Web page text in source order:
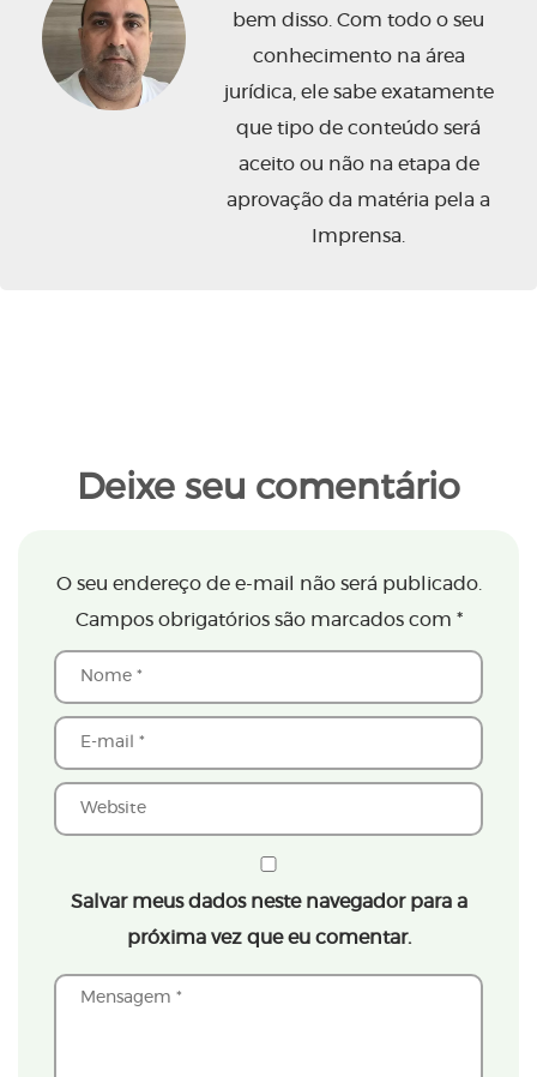
bem disso. Com todo o seu
conhecimento na área
jurídica, ele sabe exatamente
que tipo de conteúdo será
aceito ou não na etapa de
aprovação da matéria pela a
Imprensa.
Deixe seu comentário
O seu endereço de e-mail não será publicado.
Campos obrigatórios são marcados com *
Salvar meus dados neste navegador para a
próxima vez que eu comentar.